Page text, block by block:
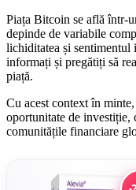
Piața Bitcoin se află într-
depinde de variabile
lichiditatea și sentimentul
informați și pregătiți să
piață.
Cu acest context în
oportunitate de investiție,
comunitățile financiare